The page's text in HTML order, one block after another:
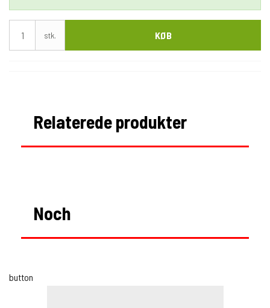
stk. KØB
Relaterede produkter
Noch
button